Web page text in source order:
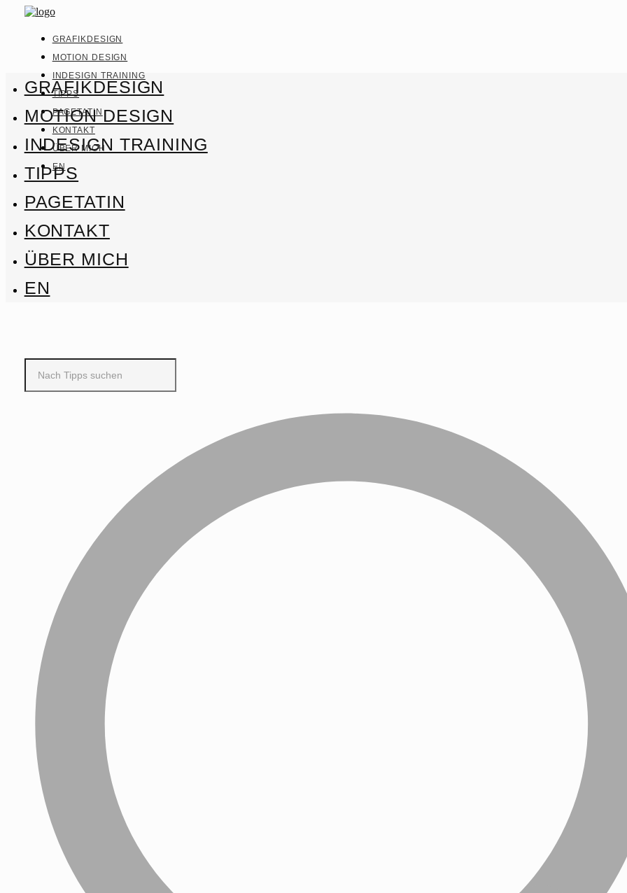
GRAFIKDESIGN
MOTION DESIGN
INDESIGN TRAINING
TIPPS
PAGETATIN
KONTAKT
ÜBER MICH
EN
GRAFIKDESIGN
MOTION DESIGN
INDESIGN TRAINING
TIPPS
PAGETATIN
KONTAKT
ÜBER MICH
EN